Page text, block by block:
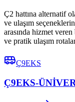
Ç2 hattına alternatif
ve ulaşım
arasında hizmet veren
ve pratik ulaşım
Ç9EKS
Ç9EKS-